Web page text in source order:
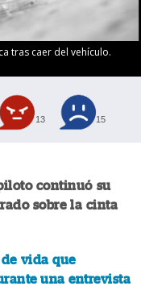
tras caer del vehículo.
13 15
continuó su
sobre la cinta
vida que
una entrevista